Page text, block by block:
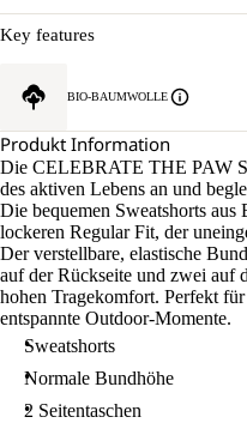
Key features
BIO-BAUMWOLLE
Produkt Information
Die CELEBRATE THE PAW
des aktiven Lebens an und
Die bequemen Sweatshorts
lockeren Regular Fit, der
Der verstellbare, elastische
auf der Rückseite und zwei auf
hohen Tragekomfort. Perfekt
entspannte Outdoor-Momente.
Sweatshorts
Normale Bundhöhe
2 Seitentaschen